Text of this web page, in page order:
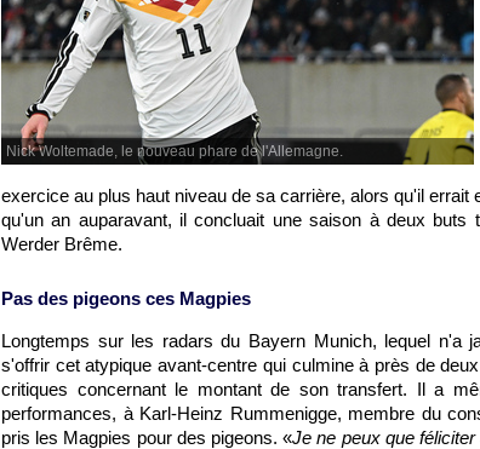
Nick Woltemade, le nouveau phare de l'Allemagne.
exercice au plus haut niveau de sa carrière, alors qu'il
qu'un an auparavant, il concluait une saison à deux buts
Werder Brême.
Pas des pigeons ces Magpies
Longtemps sur les radars du Bayern Munich, lequel n'a
s'offrir cet atypique avant-centre qui culmine à près de
critiques concernant le montant de son transfert. Il a
performances, à Karl-Heinz Rummenigge, membre du
pris les Magpies pour des pigeons. «Je ne peux que